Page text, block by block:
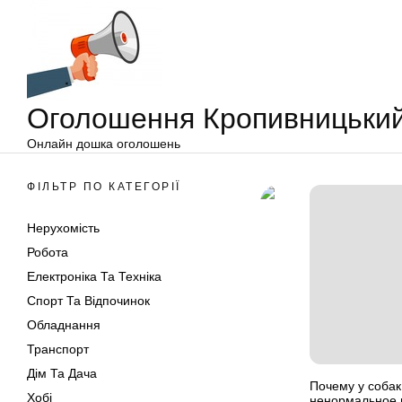
Оголошення
Онлайн дошка оголошень
ФІЛЬТР ПО КАТЕГОРІЇ
Нерухомість
Робота
Електроніка Та Техніка
Спорт Та Відпочинок
Обладнання
Транспорт
Дім Та Дача
Хобі
Почему у